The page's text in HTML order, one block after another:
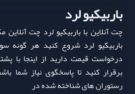
باربیکیو لرد
چت آنلاین با باربیکیو لرد چت آنلاین
باربیکیو لرد شروع کنید هر گونه
درخواست قیمت دارید از اینجا با
برقرار کنید تا پاسخگوی نیاز شما
رستوران‌ های شناخته‌ شده در